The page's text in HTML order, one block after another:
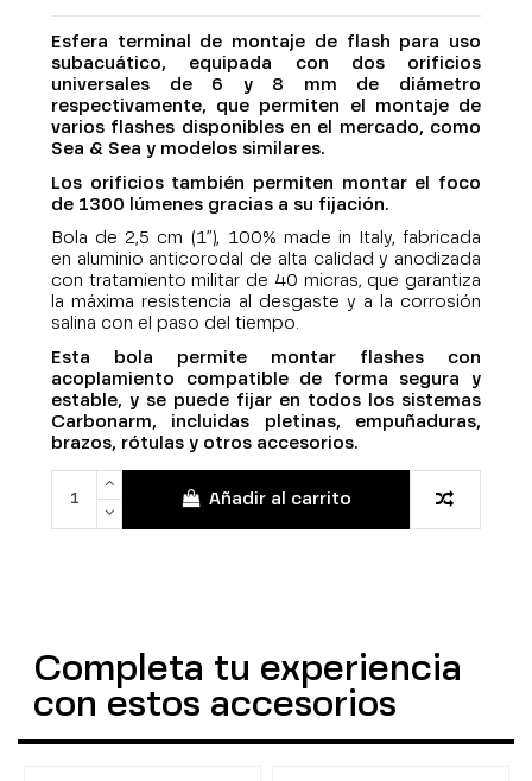
Esfera terminal de montaje de flash para uso
subacuático, equipada con dos orificios
universales de 6 y 8 mm de diámetro
respectivamente, que permiten el montaje de
varios flashes disponibles en el mercado, como
Sea & Sea y modelos similares.
Los orificios también permiten montar el foco
de 1300 lúmenes gracias a su fijación.
Bola de 2,5 cm (1”), 100% made in Italy, fabricada
en aluminio anticorodal de alta calidad y anodizada
con tratamiento militar de 40 micras, que garantiza
la máxima resistencia al desgaste y a la corrosión
salina con el paso del tiempo.
Esta bola permite montar flashes con
acoplamiento compatible de forma segura y
estable, y se puede fijar en todos los sistemas
Carbonarm, incluidas pletinas, empuñaduras,
brazos, rótulas y otros accesorios.
Añadir al carrito
Completa tu experiencia
con estos accesorios